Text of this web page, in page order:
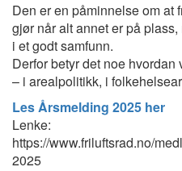
Den er en påminnelse om at
gjør når alt annet er på
i et godt samfunn.
Derfor betyr det noe
– i arealpolitikk, i
Les Årsmelding 2025 her
Lenke:
https://www.friluftsrad.no/
2025